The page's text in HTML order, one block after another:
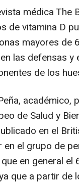
médica The
de vitamina D
mayores de
las defensas
de los
de Salud y
en el
el grupo de
en general
que a partir de